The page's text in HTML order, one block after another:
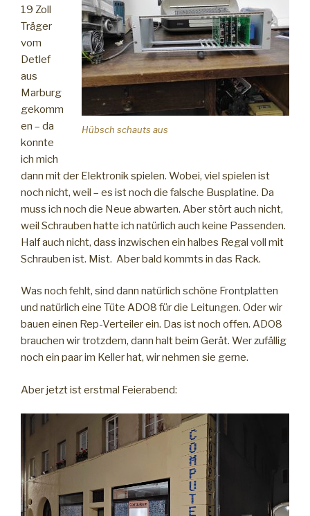
Hübsch schauts aus
19 Zoll
Träger
vom
Detlef
aus
Marburg
gekomm
en – da
konnte
ich mich
dann mit der Elektronik spielen. Wobei, viel spielen ist
noch nicht, weil – es ist noch die falsche Busplatine. Da
muss ich noch die Neue abwarten. Aber stört auch nicht,
weil Schrauben hatte ich natürlich auch keine Passenden.
Half auch nicht, dass inzwischen ein halbes Regal voll mit
Schrauben ist. Mist. Aber bald kommts in das Rack.
Was noch fehlt, sind dann natürlich schöne Frontplatten
und natürlich eine Tüte ADO8 für die Leitungen. Oder wir
bauen einen Rep-Verteiler ein. Das ist noch offen. ADO8
brauchen wir trotzdem, dann halt beim Gerät. Wer zufällig
noch ein paar im Keller hat, wir nehmen sie gerne.
Aber jetzt ist erstmal Feierabend: